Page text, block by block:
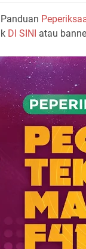
DI SINI atau